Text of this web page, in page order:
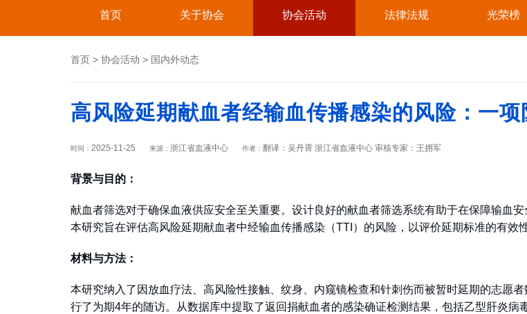
首页 关于协会 协会活动 法律法规 光荣榜
首页 > 协会活动 > 国内外动态
高风险延期献血者经输血传播感染的风险：一项
时间： 2025-11-25 来源： 浙江省血液中心 作者： 翻译：吴丹霄 浙江省血液中心 审核专家：王拥军
背景与目的：
献血者筛选对于确保血液供应安全至关重要。设计良好的献血者筛选系统有助于在保障输血
本研究旨在评估高风险延期献血者中经输血传播感染（TTI）的风险，以评价延期标准的有效性
材料与方法：
本研究纳入了因放血疗法、高风险性接触、纹身、内窥镜检查和针刺伤而被暂时延期的志愿
行了为期4年的随访。从数据库中提取了返回捐献血者的感染确证检测结果，包括乙型肝炎病